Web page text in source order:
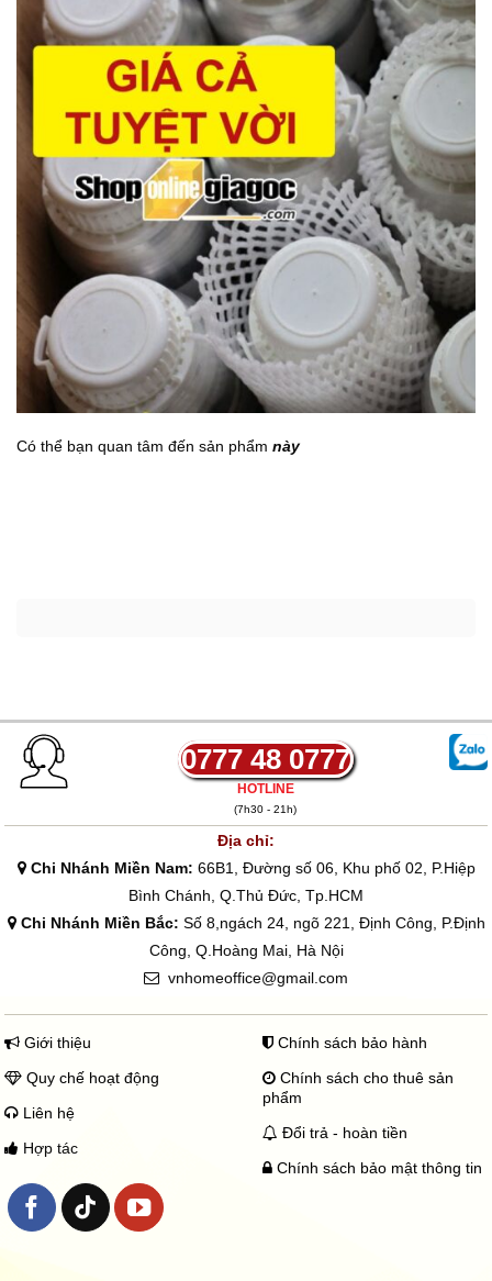
Có thể bạn quan tâm đến sản phẩm này
0777 48 0777
HOTLINE
(7h30 - 21h)
Địa chỉ:
Chi Nhánh Miền Nam: 66B1, Đường số 06, Khu phố 02, P.Hiệp
Bình Chánh, Q.Thủ Đức, Tp.HCM
Chi Nhánh Miền Bắc: Số 8,ngách 24, ngõ 221, Định Công, P.Định
Công, Q.Hoàng Mai, Hà Nội
vnhomeoffice@gmail.com
Giới thiệu
Quy chế hoạt động
Liên hệ
Hợp tác
Chính sách bảo hành
Chính sách cho thuê sản
phẩm
Đổi trả - hoàn tiền
Chính sách bảo mật thông tin